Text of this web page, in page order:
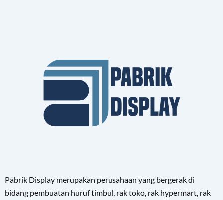
Pabrik Display merupakan perusahaan yang bergerak di
bidang pembuatan huruf timbul, rak toko, rak hypermart, rak